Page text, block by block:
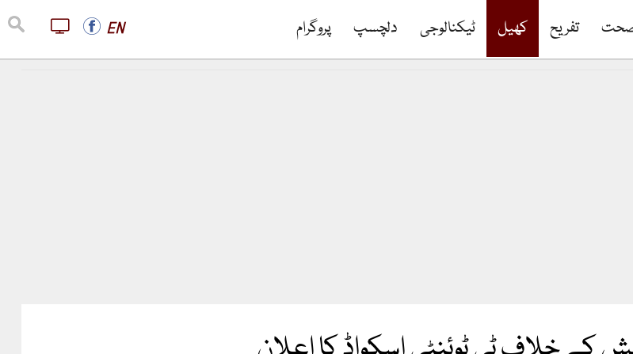
تفریح کھیل ٹیکنالوجی دلچسپ پروگرام EN